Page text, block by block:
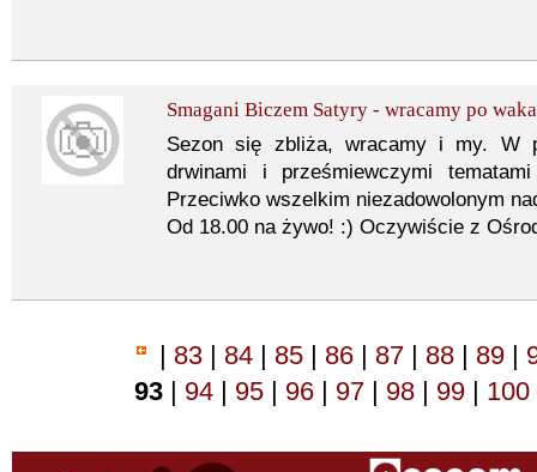
Smagani Biczem Satyry - wracamy po
Sezon się zbliża, wracamy i my. W
drwinami i prześmiewczymi
Przeciwko wszelkim niezadowolonym
Od 18.00 na żywo! :) Oczywiście z
| 83 | 84 | 85 | 86 | 87 | 88 | 89 |
93 | 94 | 95 | 96 | 97 | 98 | 99 | 100